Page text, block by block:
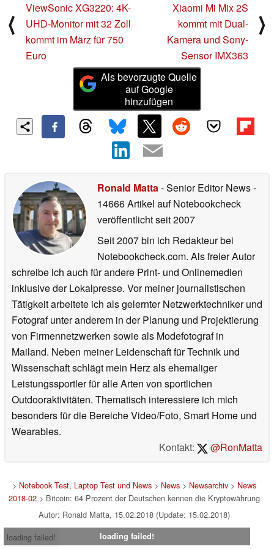
⟨
ViewSonic XG3220: 4K-
UHD-Monitor mit 32 Zoll
kommt im März für 750
Euro
Xiaomi Mi Mix 2S
kommt mit Dual-
Kamera und Sony-
Sensor IMX363
⟩
Als bevorzugte Quelle
auf Google
hinzufügen
Ronald Matta- Senior Editor News-
14666 Artikel auf Notebookcheck
veröffentlichtseit 2007
Seit 2007 bin ich Redakteur bei
Notebookcheck.com. Als freier Autor
schreibe ich auch für andere Print- und Onlinemedien
inklusive der Lokalpresse. Vor meiner journalistischen
Tätigkeit arbeitete ich als gelernter Netzwerktechniker und
Fotograf unter anderem in der Planung und Projektierung
von Firmennetzwerken sowie als Modefotograf in
Mailand. Neben meiner Leidenschaft für Technik und
Wissenschaft schlägt mein Herz als ehemaliger
Leistungssportler für alle Arten von sportlichen
Outdooraktivitäten. Thematisch interessiere ich mich
besonders für die Bereiche Video/Foto, Smart Home und
Wearables.
Kontakt:
@RonMatta
> Notebook Test, Laptop Test und News> News> Newsarchiv> News
2018-02> Bitcoin: 64 Prozent der Deutschen kennen die Kryptowährung
Autor: Ronald Matta, 15.02.2018 (Update: 15.02.2018)
loading failed!
loading failed!